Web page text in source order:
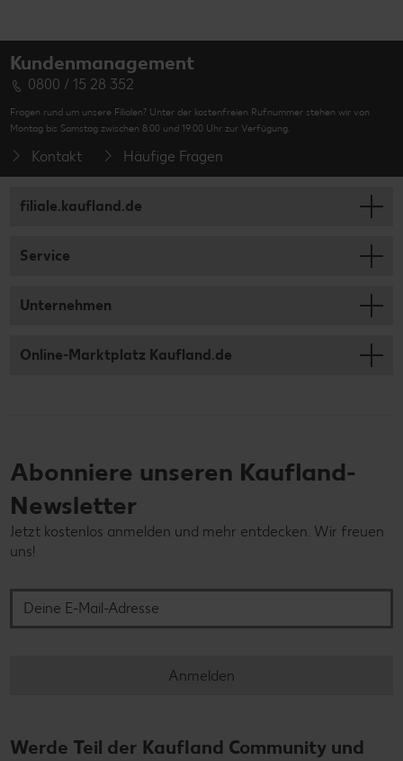
Kundenmanagement
0800 / 15 28 352
Fragen rund um unsere Filialen? Unter der kostenfreien Rufnummer stehen wir von
Montag bis Samstag zwischen 8:00 und 19:00 Uhr zur Verfügung.
Kontakt Häufige Fragen
filiale.kaufland.de
Service
Unternehmen
Online-Marktplatz Kaufland.de
Abonniere unseren Kaufland-
Newsletter
Jetzt kostenlos anmelden und mehr entdecken. Wir freuen
uns!
Anmelden
Werde Teil der Kaufland Community und